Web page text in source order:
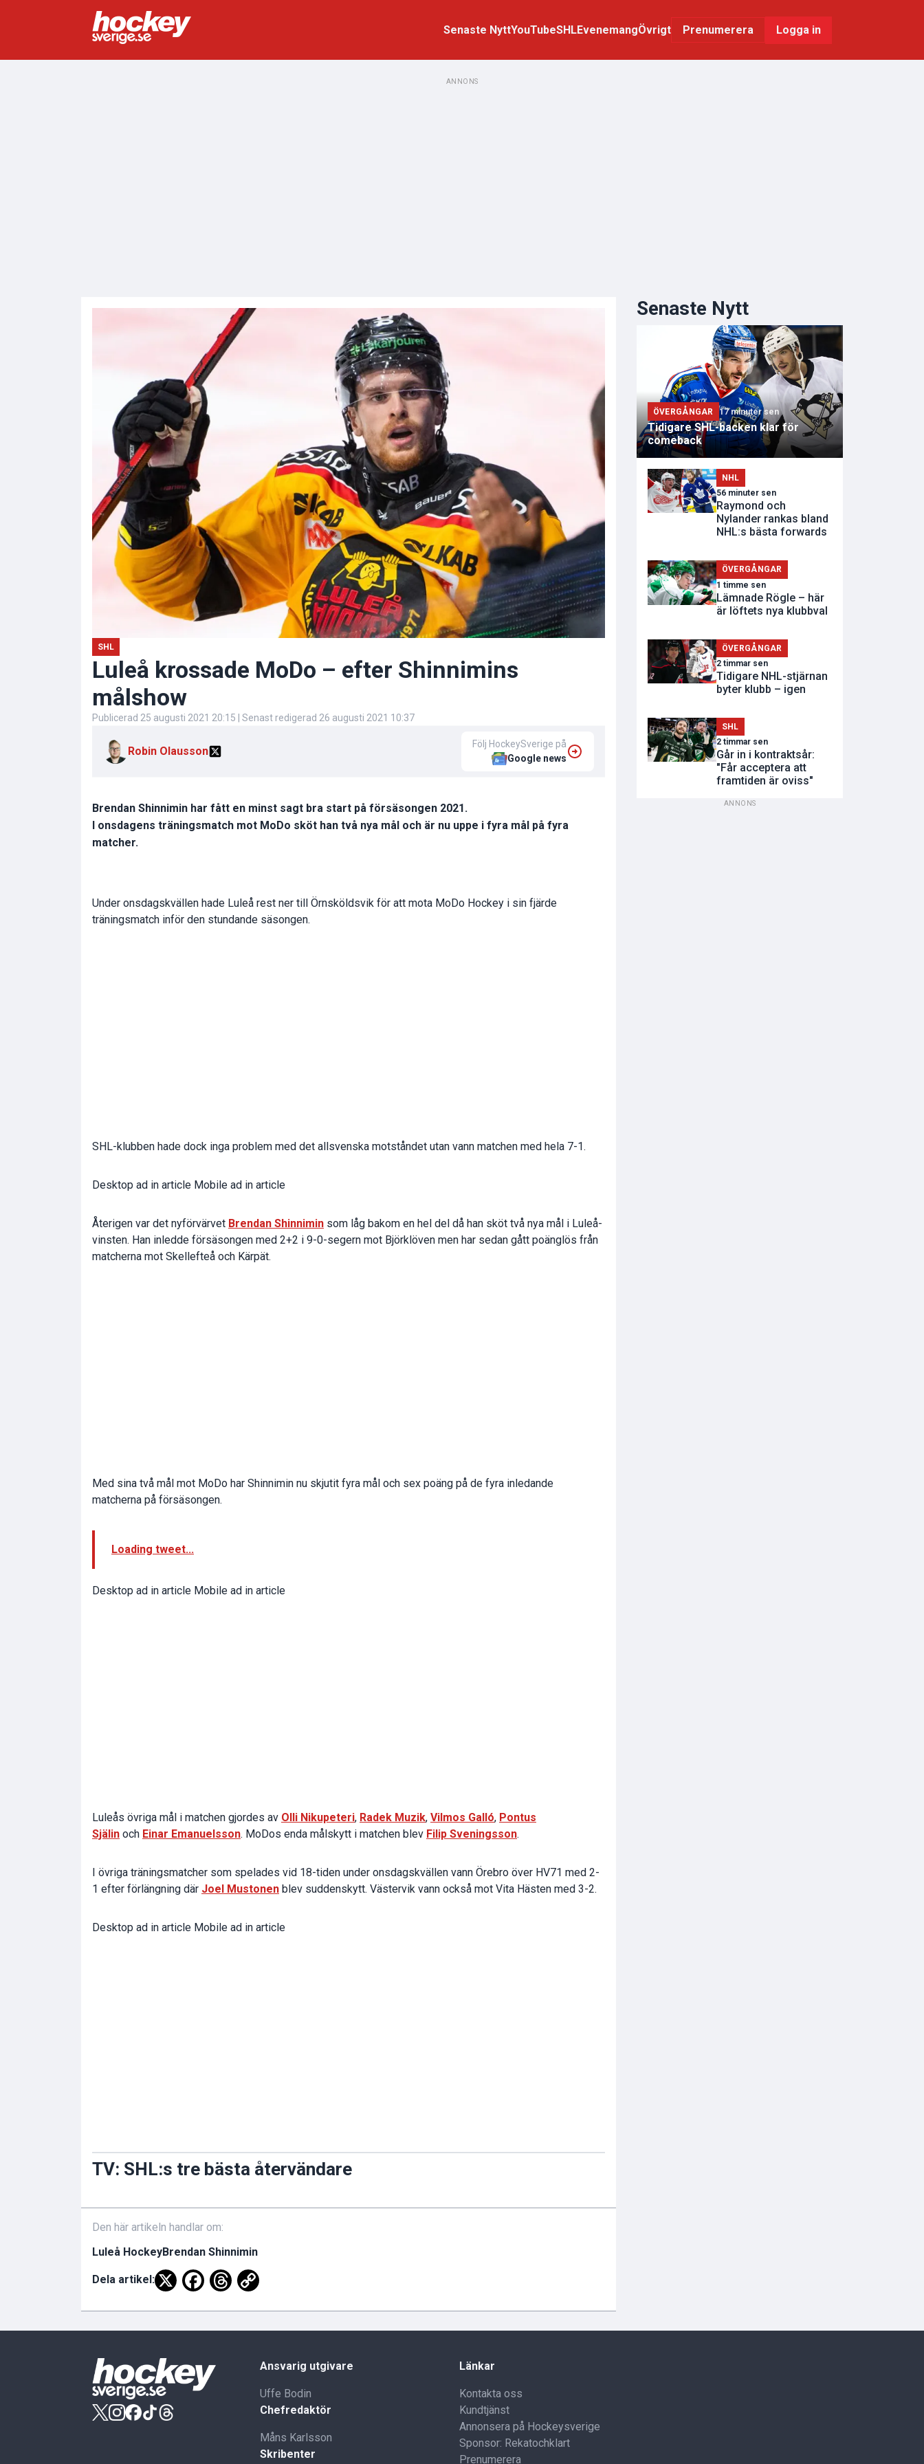
Senaste NyttYouTubeSHLEvenemangÖvrigt Prenumerera Logga in
ANNONS
SHL
Luleå krossade MoDo – efter Shinnimins
målshow
Publicerad 25 augusti 2021 20:15 | Senast redigerad 26 augusti 2021 10:37
Robin Olausson
Följ HockeySverige på
Google news
Brendan Shinnimin har fått en minst sagt bra start på försäsongen 2021.
I onsdagens träningsmatch mot MoDo sköt han två nya mål och är nu uppe i fyra mål på fyra
matcher.
Under onsdagskvällen hade Luleå rest ner till Örnsköldsvik för att mota MoDo Hockey i sin fjärde
träningsmatch inför den stundande säsongen.
SHL-klubben hade dock inga problem med det allsvenska motståndet utan vann matchen med hela 7-1.
Desktop ad in article Mobile ad in article
Återigen var det nyförvärvet Brendan Shinnimin som låg bakom en hel del då han sköt två nya mål i Luleå-
vinsten. Han inledde försäsongen med 2+2 i 9-0-segern mot Björklöven men har sedan gått poänglös från
matcherna mot Skellefteå och Kärpät.
Med sina två mål mot MoDo har Shinnimin nu skjutit fyra mål och sex poäng på de fyra inledande
matcherna på försäsongen.
Loading tweet...
Desktop ad in article Mobile ad in article
Luleås övriga mål i matchen gjordes av Olli Nikupeteri, Radek Muzik, Vilmos Galló, Pontus
Själin och Einar Emanuelsson. MoDos enda målskytt i matchen blev Filip Sveningsson.
I övriga träningsmatcher som spelades vid 18-tiden under onsdagskvällen vann Örebro över HV71 med 2-
1 efter förlängning där Joel Mustonen blev suddenskytt. Västervik vann också mot Vita Hästen med 3-2.
Desktop ad in article Mobile ad in article
TV: SHL:s tre bästa återvändare
Den här artikeln handlar om:
Luleå HockeyBrendan Shinnimin
Dela artikel:
Senaste Nytt
ÖVERGÅNGAR 17 minuter sen
Tidigare SHL-backen klar för
comeback
NHL
56 minuter sen
Raymond och
Nylander rankas bland
NHL:s bästa forwards
ÖVERGÅNGAR
1 timme sen
Lämnade Rögle – här
är löftets nya klubbval
ÖVERGÅNGAR
2 timmar sen
Tidigare NHL-stjärnan
byter klubb – igen
SHL
2 timmar sen
Går in i kontraktsår:
"Får acceptera att
framtiden är oviss"
ANNONS
Ansvarig utgivare
Uffe Bodin
Chefredaktör
Måns Karlsson
Skribenter
Länkar
Kontakta oss
Kundtjänst
Annonsera på Hockeysverige
Sponsor: Rekatochklart
Prenumerera